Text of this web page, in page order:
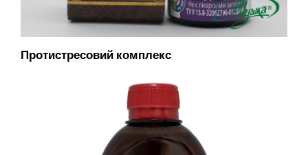
Протистресовий комплекс